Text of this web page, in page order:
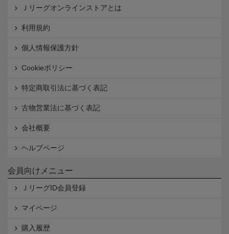
Ｊリーグオンラインストアとは
利用規約
個人情報保護方針
Cookieポリシー
特定商取引法に基づく表記
古物営業法に基づく表記
会社概要
ヘルプページ
会員向けメニュー
ＪリーグID会員登録
マイページ
購入履歴